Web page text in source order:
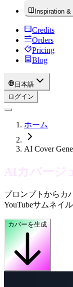
Inspiration &
Credits
Orders
Pricing
Blog
日本語
ログイン
ホーム
AI Cover
AIカバージ
プロンプトからカ
YouTubeサムネイ
カバーを生成